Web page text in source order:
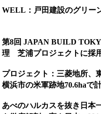
WELL：戸田建設のグリー
第8回 JAPAN BUILD
理 芝浦プロジェクトに採
プロジェクト：三菱地所、
横浜市の米軍跡地70.6haで
あべのハルカスを抜き日本